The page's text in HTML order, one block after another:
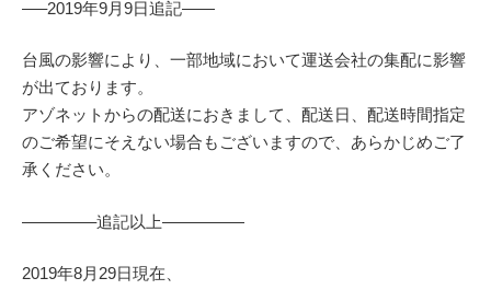
—–2019年9月9日追記——
台風の影響により、一部地域において運送会社の集配に影響
が出ております。
アゾネットからの配送におきまして、配送日、配送時間指定
のご希望にそえない場合もございますので、あらかじめご了
承ください。
————–追記以上—————
2019年8月29日現在、